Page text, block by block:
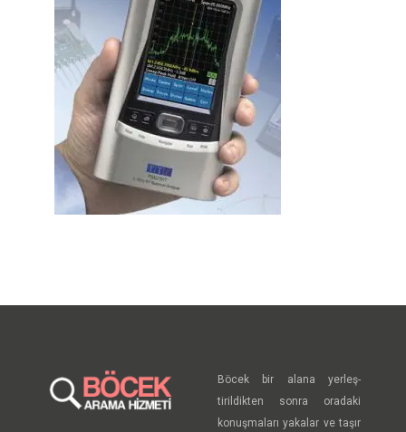
Böcek bir alana yerleş-
tirildikten sonra oradaki
konuşmaları yakalar ve taşır